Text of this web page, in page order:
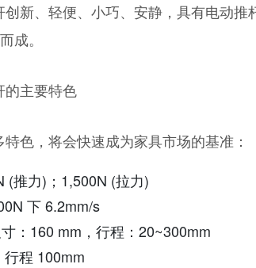
创新、轻便、小巧、安静，具有电动
成。
的主要特色
色，将会快速成为家具市场的基准：
(推力)；1,500N (拉力)
下 6.2mm/s
：160 mm，行程：20~300mm
程 100mm